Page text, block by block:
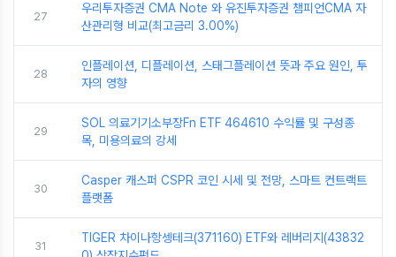
27
우리투자증권 CMA Note 와 유진투자증권 챔피언CMA 자
산관리형 비교(최고금리 3.00%)
28
인플레이션, 디플레이션, 스태그플레이션 뜻과 주요 원인, 투
자의 영향
29
SOL 의료기기소부장Fn ETF 464610 수익률 및 구성종
목, 미용의료의 강세
30
Casper 캐스퍼 CSPR 코인 시세 및 전망, 스마트 컨트랙트
플랫폼
31
TIGER 차이나항셍테크(371160) ETF와 레버리지(43832